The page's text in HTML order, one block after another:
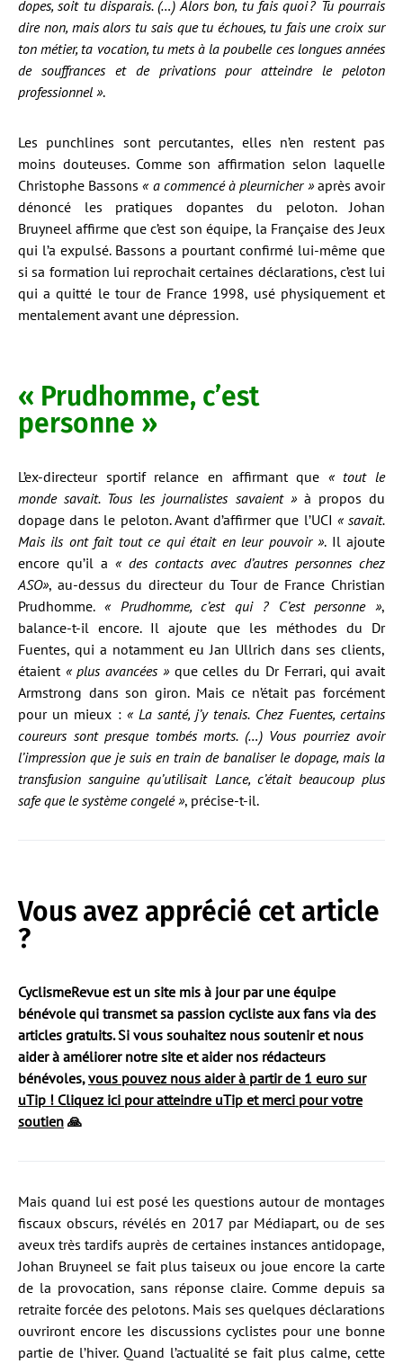
dopes, soit tu disparais. (…) Alors bon, tu fais quoi ? Tu pourrais
dire non, mais alors tu sais que tu échoues, tu fais une croix sur
ton métier, ta vocation, tu mets à la poubelle ces longues années
de souffrances et de privations pour atteindre le peloton
professionnel ».
Les punchlines sont percutantes, elles n’en restent pas
moins douteuses. Comme son affirmation selon laquelle
Christophe Bassons« a commencé à pleurnicher »après avoir
dénoncé les pratiques dopantes du peloton. Johan
Bruyneel affirme que c’est son équipe, la Française des Jeux
qui l’a expulsé. Bassons a pourtant confirmé lui-même que
si sa formation lui reprochait certaines déclarations, c’est lui
qui a quitté le tour de France 1998, usé physiquement et
mentalement avant une dépression.
« Prudhomme, c’est
personne »
L’ex-directeur sportif relance en affirmant que « tout le
monde savait. Tous les journalistes savaient »à propos du
dopage dans le peloton. Avant d’affirmer que l’UCI « savait.
Mais ils ont fait tout ce qui était en leur pouvoir ». Il ajoute
encore qu’il a « des contacts avec d’autres personnes chez
ASO», au-dessus du directeur du Tour de France Christian
Prudhomme. « Prudhomme, c’est qui ? C’est personne »,
balance-t-il encore. Il ajoute que les méthodes du Dr
Fuentes, qui a notamment eu Jan Ullrich dans ses clients,
étaient « plus avancées »que celles du Dr Ferrari, qui avait
Armstrong dans son giron. Mais ce n’était pas forcément
pour un mieux : « La santé, j’y tenais. Chez Fuentes, certains
coureurs sont presque tombés morts. (…) Vous pourriez avoir
l’impression que je suis en train de banaliser le dopage, mais la
transfusion sanguine qu’utilisait Lance, c’était beaucoup plus
safe que le système congelé », précise-t-il.
Vous avez apprécié cet article
?
CyclismeRevue est un site mis à jour par une équipe
bénévole qui transmet sa passion cycliste aux fans via des
articles gratuits. Si vous souhaitez nous soutenir et nous
aider à améliorer notre site et aider nos rédacteurs
bénévoles,vous pouvez nous aider à partir de 1 euro sur
uTip ! Cliquez ici pour atteindre uTip et merci pour votre
soutien 🙏
Mais quand lui est posé les questions autour de montages
fiscaux obscurs, révélés en 2017 par Médiapart, ou de ses
aveux très tardifs auprès de certaines instances antidopage,
Johan Bruyneel se fait plus taiseux ou joue encore la carte
de la provocation, sans réponse claire. Comme depuis sa
retraite forcée des pelotons. Mais ses quelques déclarations
ouvriront encore les discussions cyclistes pour une bonne
partie de l’hiver. Quand l’actualité se fait plus calme, cette